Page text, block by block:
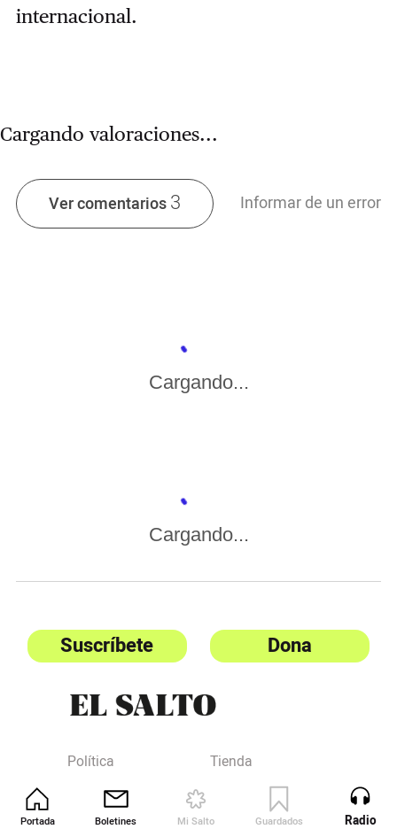
Portada Boletines Mi Salto Guardados Revista
internacional.
Cargando valoraciones...
Ver comentarios3 Informar de un error
Cargando...
Cargando...
Radio
Suscríbete Dona
Política
El Salmón
Global
Tienda
Revista